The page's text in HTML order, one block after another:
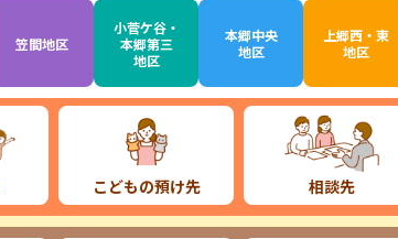
笠間地区
小菅ケ谷・
本郷第三
地区
本郷中央
地区
上郷西・東
地区
こどもの預け先 相談先